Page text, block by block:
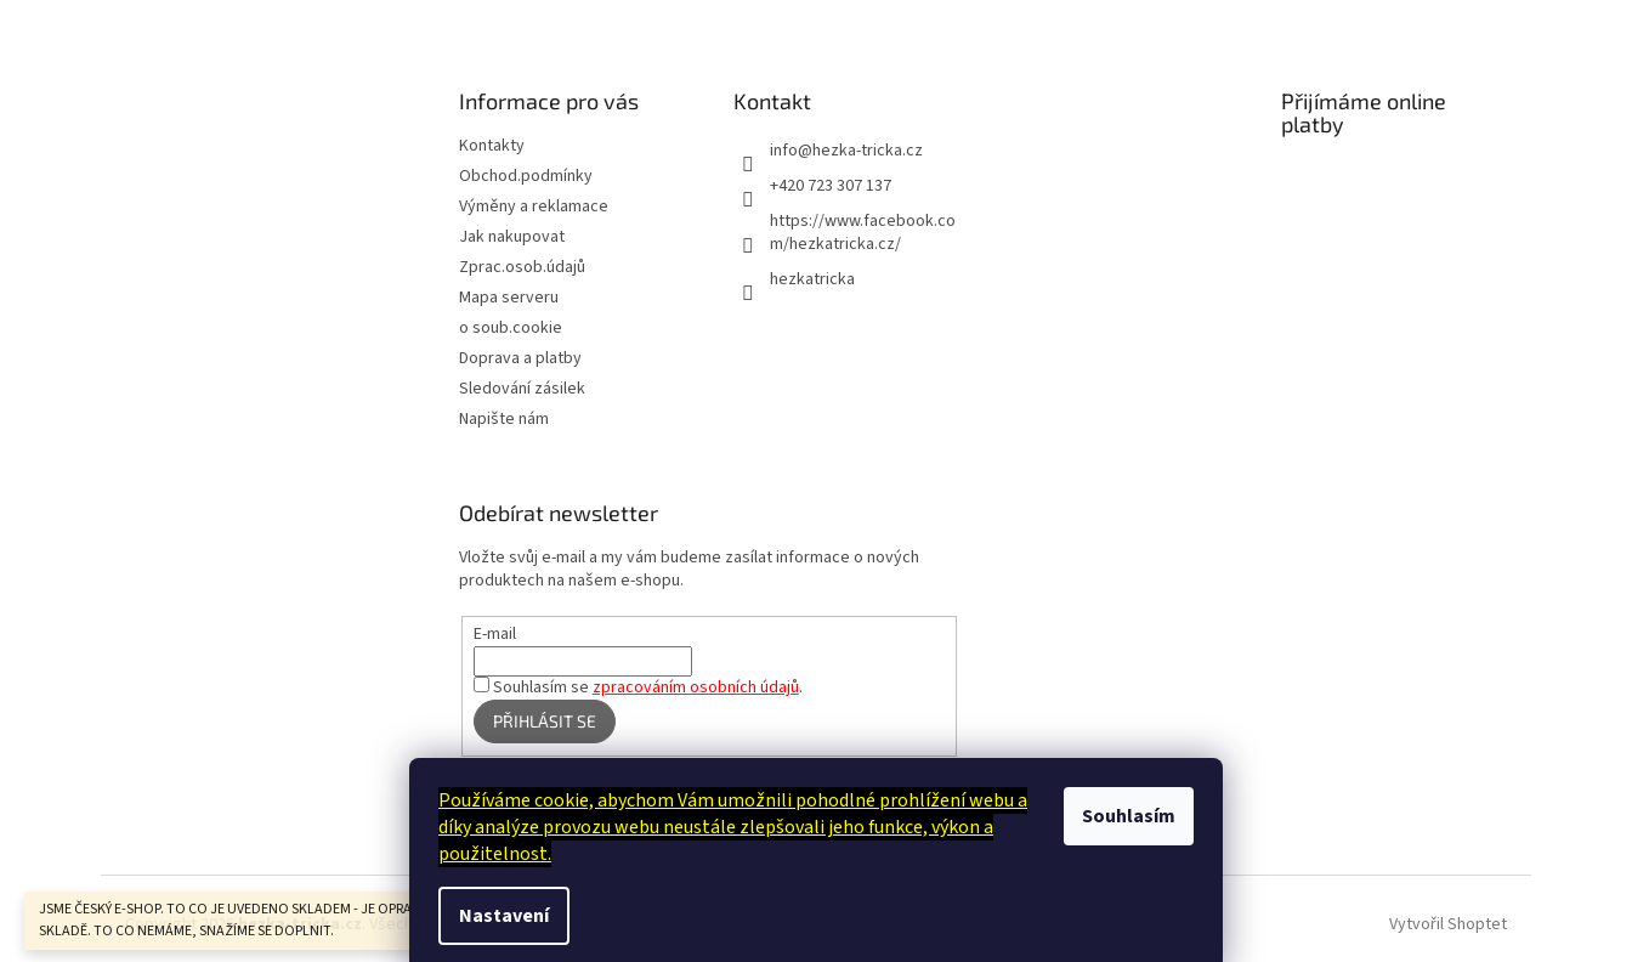
Používáme cookie, abychom Vám umožnili pohodlné prohlížení webu a
díky analýze provozu webu neustále zlepšovali jeho funkce, výkon a
použitelnost.
Nastavení
Souhlasím
JSME ČESKÝ E-SHOP. TO CO JE UVEDENO SKLADEM - JE OPRAVDU U NÁS FYZICKY NA
SKLADĚ. TO CO NEMÁME, SNAŽÍME SE DOPLNIT.
Informace pro vás
Kontakty
Obchod.podmínky
Výměny a reklamace
Jak nakupovat
Zprac.osob.údajů
Mapa serveru
o soub.cookie
Doprava a platby
Sledování zásilek
Napište nám
Kontakt
info@hezka-tricka.cz
+420 723 307 137
https://www.facebook.co
m/hezkatricka.cz/
hezkatricka
Přijímáme online
platby
Odebírat newsletter
Vložte svůj e-mail a my vám budeme zasílat informace o nových
produktech na našem e-shopu.
E-mail
Souhlasím se zpracováním osobních údajů.
PŘIHLÁSIT SE
Terapie Kamínek - Dotek, který utiší tělo i duši
Vytvořil Shoptet
Copyright 2026hezka-tricka.cz . Všechna práva vyhrazena.